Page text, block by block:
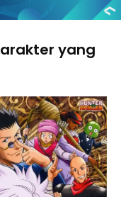
yang